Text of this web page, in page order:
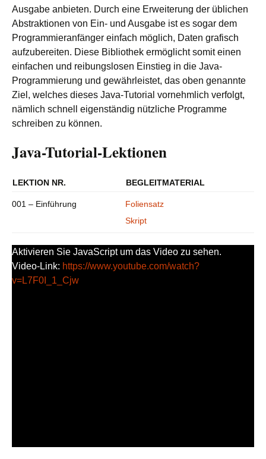
Ausgabe anbieten. Durch eine Erweiterung der üblichen
Abstraktionen von Ein- und Ausgabe ist es sogar dem
Programmieranfänger einfach möglich, Daten grafisch
aufzubereiten. Diese Bibliothek ermöglicht somit einen
einfachen und reibungslosen Einstieg in die Java-
Programmierung und gewährleistet, das oben genannte
Ziel, welches dieses Java-Tutorial vornehmlich verfolgt,
nämlich schnell eigenständig nützliche Programme
schreiben zu können.
Java-Tutorial-Lektionen
LEKTION NR. BEGLEITMATERIAL
001 – Einführung
Foliensatz
Skript
Aktivieren Sie JavaScript um das Video zu sehen.
Video-Link: https://www.youtube.com/watch?
v=L7F0I_1_Cjw